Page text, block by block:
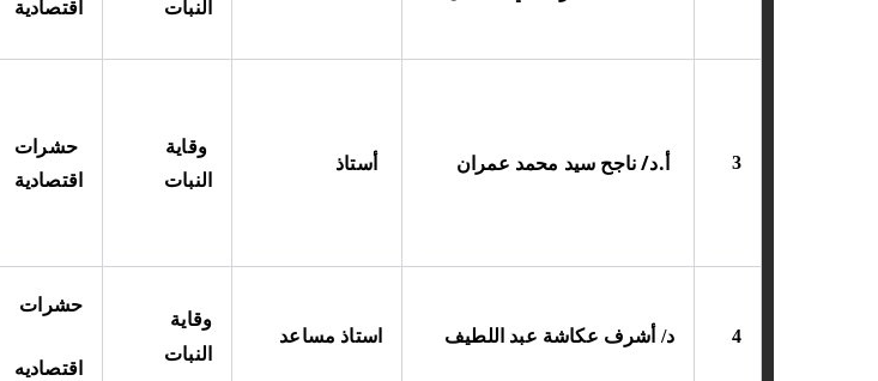
النبات
اقتصادية
3 أ.د/ ناجح سيد محمد عمران أستاذ
وقاية
النبات
حشرات
اقتصادية
4 د/ أشرف عكاشة عبد اللطيف استاذ مساعد
وقاية
النبات
حشرات
اقتصاديه